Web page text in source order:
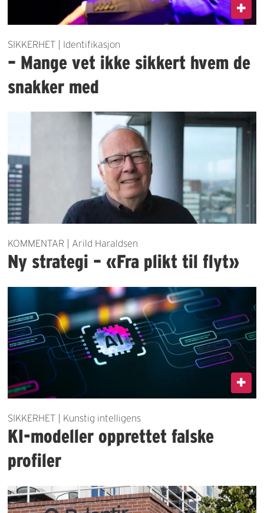
SIKKERHET | Identifikasjon
– Mange vet ikke sikkert hvem de
snakker med
KOMMENTAR | Arild Haraldsen
Ny strategi – «Fra plikt til flyt»
SIKKERHET | Kunstig intelligens
KI-modeller opprettet falske
profiler